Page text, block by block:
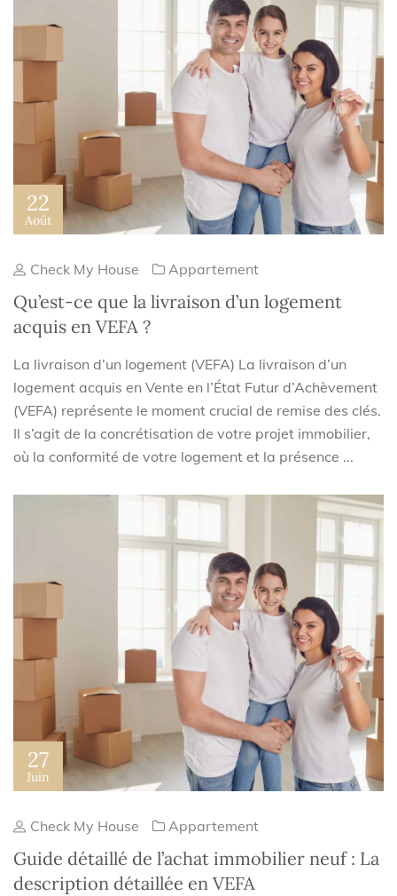
22
Août
Check My House Appartement
Qu’est-ce que la livraison d’un logement
acquis en VEFA ?
La livraison d’un logement (VEFA) La livraison d’un
logement acquis en Vente en l’État Futur d’Achèvement
(VEFA) représente le moment crucial de remise des clés.
Il s’agit de la concrétisation de votre projet immobilier,
où la conformité de votre logement et la présence ...
27
Juin
Check My House Appartement
Guide détaillé de l’achat immobilier neuf : La
description détaillée en VEFA